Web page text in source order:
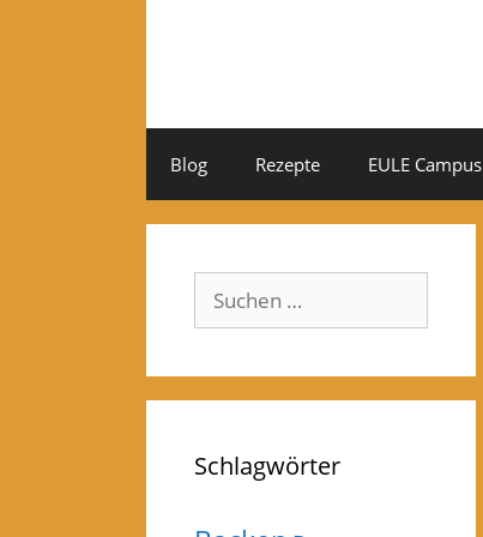
Blog Rezepte EULE Campus
Suchen
nach:
Schlagwörter